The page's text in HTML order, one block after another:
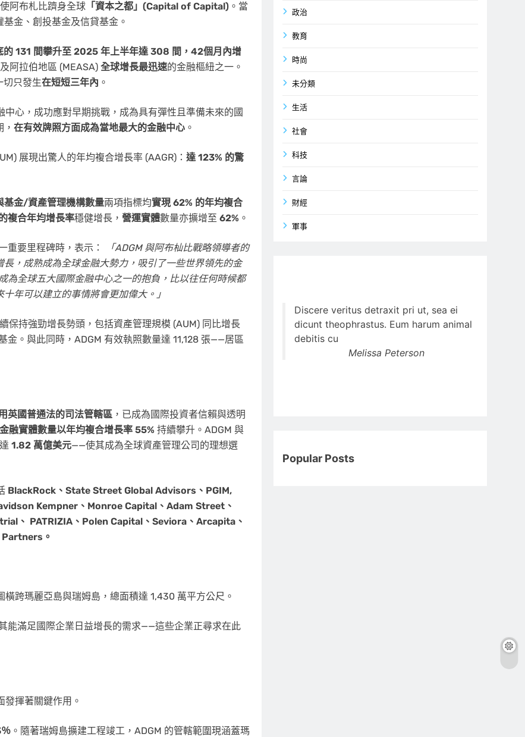
阿布札比躋身全球 「資本之都」(Capital of Capital) 。當
金、創投基金及信貸基金。
的 131 間攀升至 2025 年上半年達 308 間，42個月內增
阿拉伯地區 (MEASA) 全球增長最迅速的金融樞紐之一。
切只發生在短短三年內 。
心，成功應對早期挑戰，成為具有彈性且準備未來的國
在有效牌照方面成為當地最大的金融中心 。
展現出驚人的年均複合增長率 (AAGR)： 達 123% 的驚
基金/資產管理機構數量兩項指標均實現 62% 的年均複合
複合年均增長率穩健增長， 營運實體數量亦擴增至 62% 。
重要里程碑時，表示：
「ADGM 與阿布杣比戰略領導者的
，成熟成為全球金融大勢力，吸引了一些世界領先的金
為全球五大國際金融中心之一的抱負，比以往任何時候都
年可以建立的事情將會更加偉大。」
保持強勁增長勢頭，包括資產管理規模 (AUM) 同比增長
。與此同時，ADGM 有效執照數量達 11,128 張——居區
英國普通法的司法管轄區 ，已成為國際投資者信賴與透明
融實體數量以年均複合增長率 55% 持續攀升。ADGM 與
1.82 萬億美元——使其成為全球資產管理公司的理想選
BlackRock、State Street Global Advisors、PGIM,
Kempner、Monroe Capital、Adam Street、
、 PATRIZIA、Polen Capital、Seviora、Arcapita、
。
跨瑪麗亞島與瑞姆島，總面積達 1,430 萬平方公尺。
能滿足國際企業日益增長的需求——這些企業正尋求在此
揮著關鍵作用。
。隨著瑞姆島擴建工程竣工，ADGM 的管轄範圍現涵蓋瑪
政治
教育
時尚
未分類
生活
社會
科技
言論
財經
軍事
Discere veritus detraxit pri ut, sea ei
dicunt theophrastus. Eum harum animal
debitis cu
Melissa Peterson
Popular Posts